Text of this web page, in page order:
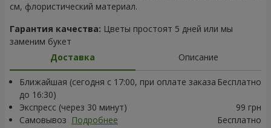
см, флористический материал.
Гарантия качества: Цветы простоят 5 дней или мы
заменим букет
Доставка
Описание
Ближайшая (сегодня с 17:00, при оплате заказа
до 16:30)
Бесплатно
Экспресс (через 30 минут)
99 грн
Самовывоз Подробнее Бесплатно